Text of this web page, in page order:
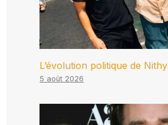
L’évolution politique de
5 août 2026